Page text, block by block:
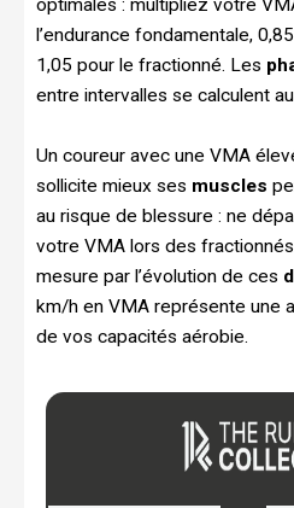
optimales : multipliez votre
l’endurance fondamentale,
1,05 pour le fractionné. Les
entre intervalles se calculent
Un coureur avec une VMA
sollicite mieux ses muscles
au risque de blessure : ne
votre VMA lors des
mesure par l’évolution de ces
km/h en VMA représente une
de vos capacités aérobie.